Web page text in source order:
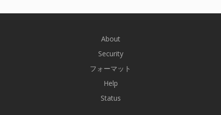
About
Security
フォーマット
Help
Status